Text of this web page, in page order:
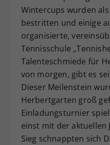
Wintercups wurden als
bestritten und einige
organisierte,
Tennisschule
Talenteschmiede für
von morgen, gibt es
Dieser Meilenstein
Herbertgarten groß
Einladungsturnier
einst mit der aktuellen
Sieg schnappten sich
Zweck
Dieser Wert
zufällig
historische
Webseiten-
hat.